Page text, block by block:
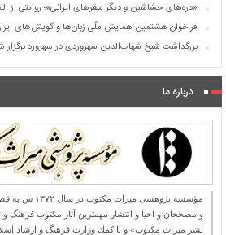
«دره‌های حشاشین و دیگر سفرهای ایرانی»؛ روایتی از
فراخوان هشتمین همایش ملّی زبان‌ها و گویش‌های
بزرگداشت شیخ شهاب‌الدین سهروردی در سهرورد برگزار
درباره ما
مؤسسه پژوهشی
و مصححان و احیا و انتشار مهمترین آثار مكتوب فرهنگ و
نشر میراث مكتوب» و با كمك وزارت فرهنگ و ارشاد